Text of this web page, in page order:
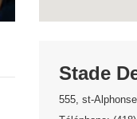
Stade
555, st-